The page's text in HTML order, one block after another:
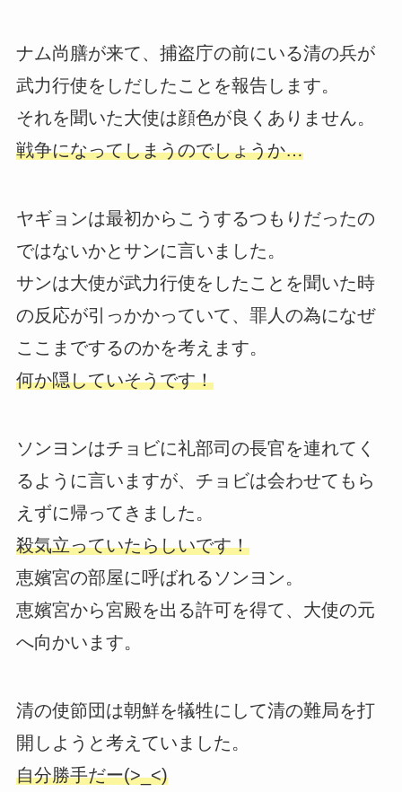
ナム尚膳が来て、捕盗庁の前にいる清の兵が
武力行使をしだしたことを報告します。
それを聞いた大使は顔色が良くありません。
戦争になってしまうのでしょうか…
ヤギョンは最初からこうするつもりだったの
ではないかとサンに言いました。
サンは大使が武力行使をしたことを聞いた時
の反応が引っかかっていて、罪人の為になぜ
ここまでするのかを考えます。
何か隠していそうです！
ソンヨンはチョビに礼部司の長官を連れてく
るように言いますが、チョビは会わせてもら
えずに帰ってきました。
殺気立っていたらしいです！
恵嬪宮の部屋に呼ばれるソンヨン。
恵嬪宮から宮殿を出る許可を得て、大使の元
へ向かいます。
清の使節団は朝鮮を犠牲にして清の難局を打
開しようと考えていました。
自分勝手だー(>_<)